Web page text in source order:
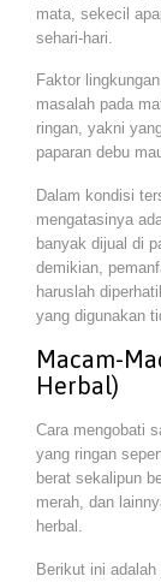
mata, sekecil
sehari-hari.
Faktor
masalah pada
ringan, yakni
paparan debu
Dalam kondisi
mengatasinya
banyak dijual di
demikian,
haruslah
yang digunakan
Macam-
Herbal)
Cara mengobati
yang ringan
berat sekalipun
merah, dan
herbal.
Berikut ini